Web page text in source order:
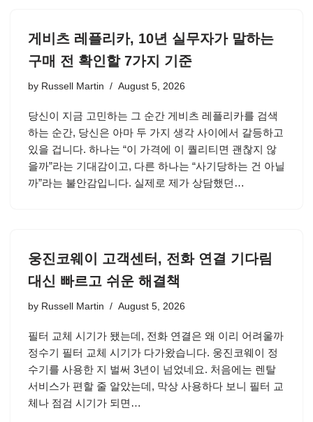
게비츠 레플리카, 10년 실무자가 말하는
구매 전 확인할 7가지 기준
by Russell Martin August 5, 2026
당신이 지금 고민하는 그 순간 게비츠 레플리카를 검색
하는 순간, 당신은 아마 두 가지 생각 사이에서 갈등하고
있을 겁니다. 하나는 “이 가격에 이 퀄리티면 괜찮지 않
을까”라는 기대감이고, 다른 하나는 “사기당하는 건 아닐
까”라는 불안감입니다. 실제로 제가 상담했던…
웅진코웨이 고객센터, 전화 연결 기다림
대신 빠르고 쉬운 해결책
by Russell Martin August 5, 2026
필터 교체 시기가 됐는데, 전화 연결은 왜 이리 어려울까
정수기 필터 교체 시기가 다가왔습니다. 웅진코웨이 정
수기를 사용한 지 벌써 3년이 넘었네요. 처음에는 렌탈
서비스가 편할 줄 알았는데, 막상 사용하다 보니 필터 교
체나 점검 시기가 되면…